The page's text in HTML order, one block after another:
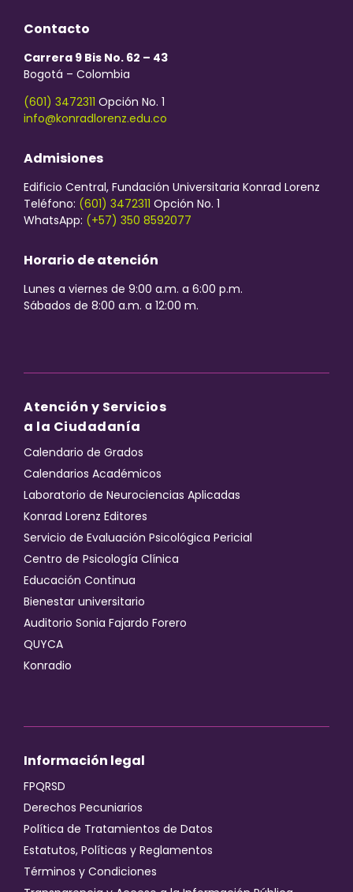
Contacto
Carrera 9 Bis No. 62 – 43
Bogotá – Colombia
(601) 3472311 Opción No. 1
info@konradlorenz.edu.co
Admisiones
Edificio Central, Fundación Universitaria Konrad Lorenz
Teléfono: (601) 3472311 Opción No. 1
WhatsApp: (+57) 350 8592077
Horario de atención
Lunes a viernes de 9:00 a.m. a 6:00 p.m.
Sábados de 8:00 a.m. a 12:00 m.
Atención y Servicios
a la Ciudadanía
Calendario de Grados
Calendarios Académicos
Laboratorio de Neurociencias Aplicadas
Konrad Lorenz Editores
Servicio de Evaluación Psicológica Pericial
Centro de Psicología Clínica
Educación Continua
Bienestar universitario
Auditorio Sonia Fajardo Forero
QUYCA
Konradio
Información legal
FPQRSD
Derechos Pecuniarios
Política de Tratamientos de Datos
Estatutos, Políticas y Reglamentos
Términos y Condiciones